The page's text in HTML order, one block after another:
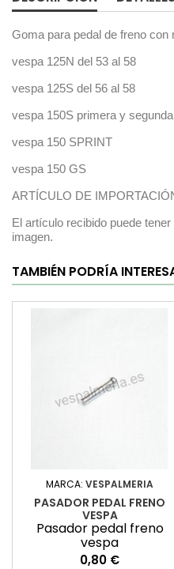
Goma para pedal de freno con
vespa 125N del 53 al 58
vespa 125S del 56 al 58
vespa 150S primera y
vespa 150 SPRINT
vespa 150 GS
ARTÍCULO DE
El artículo recibido puede
imagen.
TAMBIÉN PODRÍA
MARCA: VESPALMERIA
PASADOR PEDAL FRENO
VESPA
Pasador pedal freno
vespa
Precio
0,80 €